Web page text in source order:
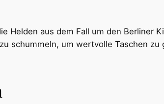
Helden aus dem Fall um den Berliner
schummeln, um wertvolle Taschen zu